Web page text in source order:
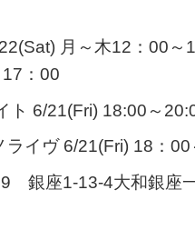
月～木12：00～
：00
ト 6/21(Fri) 18:00～
ライヴ 6/21(Fri) 18：
銀座1-13-4大和銀